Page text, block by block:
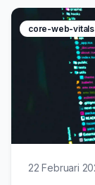
core-web-vitals
22 Februari